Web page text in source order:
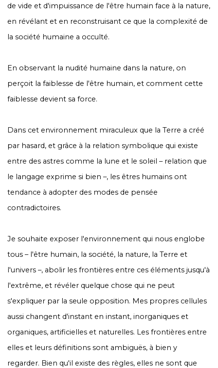
de vide et d'impuissance de l'être humain face à la nature,
en révélant et en reconstruisant ce que la complexité de
la société humaine a occulté.
En observant la nudité humaine dans la nature, on
perçoit la faiblesse de l'être humain, et comment cette
faiblesse devient sa force.
Dans cet environnement miraculeux que la Terre a créé
par hasard, et grâce à la relation symbolique qui existe
entre des astres comme la lune et le soleil – relation que
le langage exprime si bien –, les êtres humains ont
tendance à adopter des modes de pensée
contradictoires.
Je souhaite exposer l'environnement qui nous englobe
tous – l'être humain, la société, la nature, la Terre et
l'univers –, abolir les frontières entre ces éléments jusqu'à
l'extrême, et révéler quelque chose qui ne peut
s'expliquer par la seule opposition. Mes propres cellules
aussi changent d'instant en instant, inorganiques et
organiques, artificielles et naturelles. Les frontières entre
elles et leurs définitions sont ambiguës, à bien y
regarder. Bien qu'il existe des règles, elles ne sont que